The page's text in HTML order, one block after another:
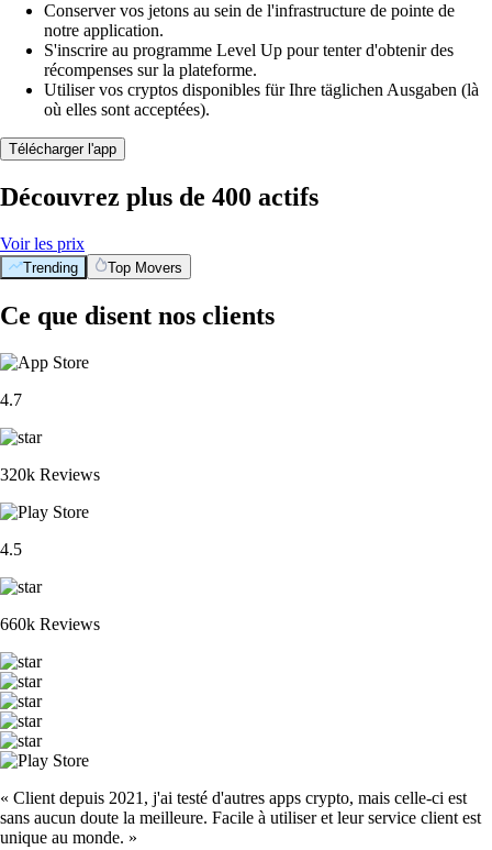
Conserver vos jetons au sein de l'infrastructure de pointe de
notre application.
S'inscrire au programme Level Up pour tenter d'obtenir des
récompenses sur la plateforme.
Utiliser vos cryptos disponibles für Ihre täglichen Ausgaben (là
où elles sont acceptées).
Télécharger l'app
Découvrez plus de 400 actifs
Voir les prix
Trending Top Movers
Ce que disent nos clients
4.7
320k Reviews
4.5
660k Reviews
« Client depuis 2021, j'ai testé d'autres apps crypto, mais celle-ci est
sans aucun doute la meilleure. Facile à utiliser et leur service client est
unique au monde. »